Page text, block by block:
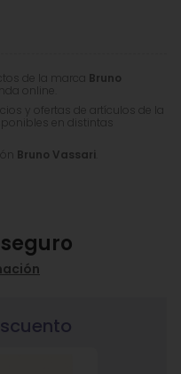
de la marca Bruno
online.
y ofertas de artículos de la
en distintas
Bruno Vassari